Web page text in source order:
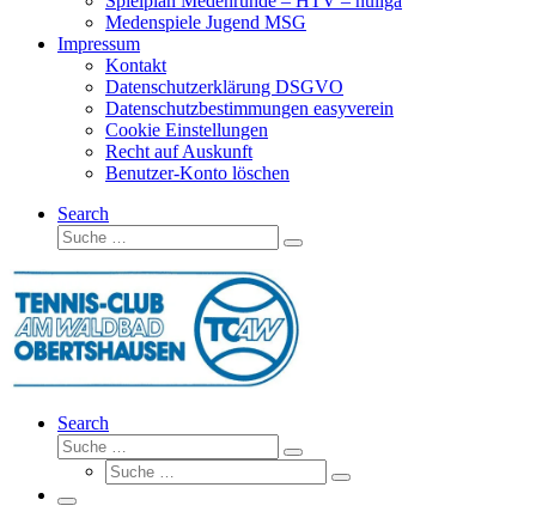
Medenspiele Jugend MSG
Impressum
Kontakt
Datenschutzerklärung DSGVO
Datenschutzbestimmungen easyverein
Cookie Einstellungen
Recht auf Auskunft
Benutzer-Konto löschen
Search
Suche
Suche
Search
Suche
Suche
Suche
Suche
Menü